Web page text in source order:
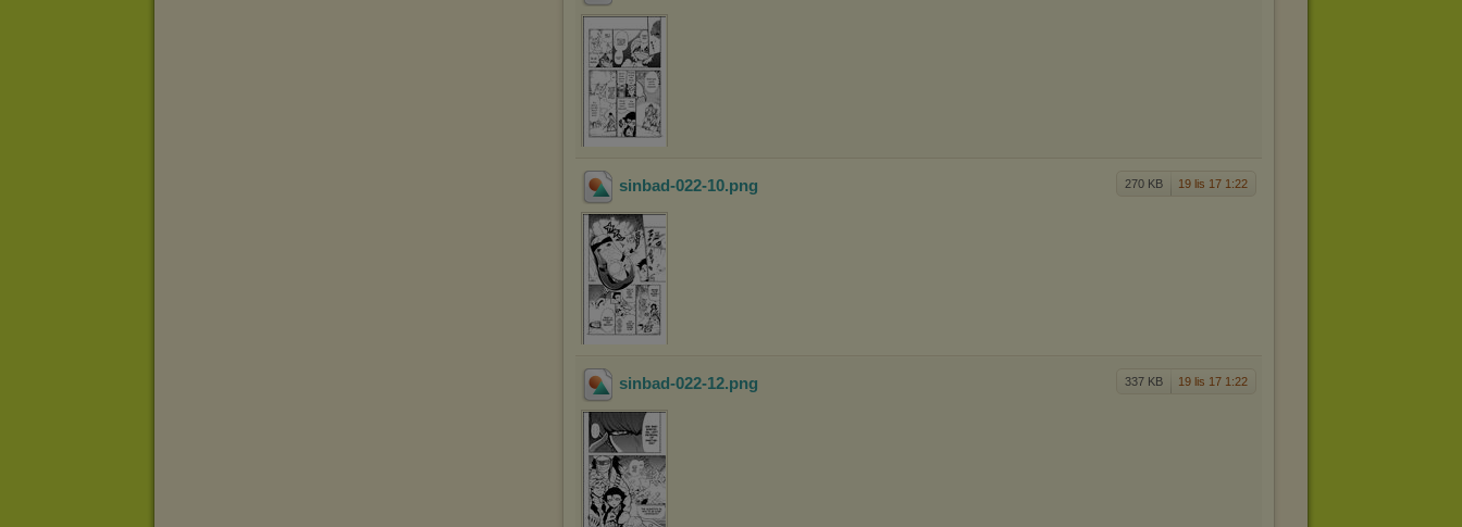
270 KB 19 lis 17 1:22
sinbad-022-10.png
337 KB 19 lis 17 1:22
sinbad-022-12.png